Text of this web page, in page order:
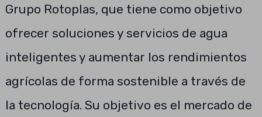
Grupo Rotoplas, que tiene como objetivo
ofrecer soluciones y servicios de agua
inteligentes y aumentar los rendimientos
agrícolas de forma sostenible a través de
la tecnología. Su objetivo es el mercado de